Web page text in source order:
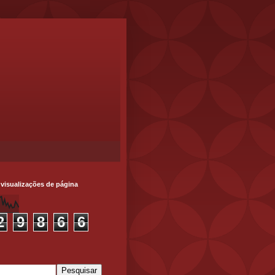
de página
9 8 6 6